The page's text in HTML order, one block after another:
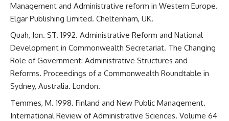
Management and Administrative reform in Western Europe.
Elgar Publishing Limited. Cheltenham, UK.
Quah, Jon. ST. 1992. Administrative Reform and National
Development in Commonwealth Secretariat. The Changing
Role of Government: Administrative Structures and
Reforms. Proceedings of a Commonwealth Roundtable in
Sydney, Australia. London.
Temmes, M. 1998. Finland and New Public Management.
International Review of Administrative Sciences. Volume 64